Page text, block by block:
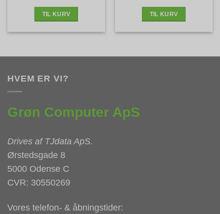
TIL KURV TIL KURV
HVEM ER VI?
Grøn Computer ApS
Drives af TJdata ApS.
Ørstedsgade 8
5000 Odense C
CVR: 30550269
Vores telefon- & åbningstider: